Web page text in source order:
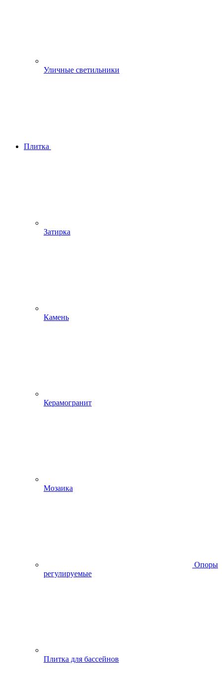
Уличные светильники
Плитка
Затирка
Камень
Керамогранит
Мозаика
Опоры
регулируемые
Плитка для бассейнов